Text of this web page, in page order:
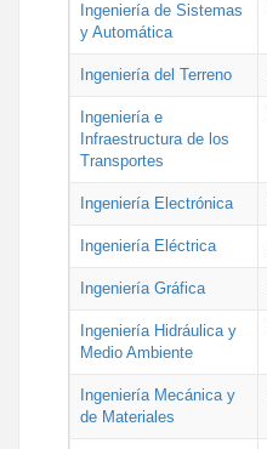
Ingeniería de Sistemas
y Automática
Ingeniería del Terreno
Ingeniería e
Infraestructura de los
Transportes
Ingeniería Electrónica
Ingeniería Eléctrica
Ingeniería Gráfica
Ingeniería Hidráulica y
Medio Ambiente
Ingeniería Mecánica y
de Materiales